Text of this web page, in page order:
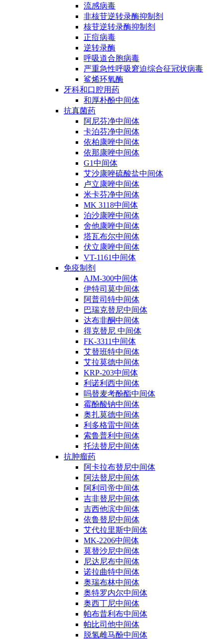
流感病毒
非核苷逆转录酶抑制剂
核苷逆转录酶抑制剂
正痘病毒
逆转录酶
呼吸道合胞病毒
严重急性呼吸窘迫综合征冠状病毒
鲨烯环氧酶
牙科和口腔用药
和厚朴酚中间体
抗真菌药
阿尼芬净中间体
卡泊芬净中间体
依柏康唑中间体
依那康唑中间体
G1中间体
艾沙康唑硫酸盐中间体
卢立康唑中间体
米卡芬净中间体
MK 3118中间体
泊沙康唑中间体
舍他康唑中间体
塔瓦布尔中间体
伏立康唑中间体
VT-1161中间体
免疫制剂
AJM-300中间体
伊特司莫中间体
阿普司特中间体
巴瑞克替尼中间体
达布非酮中间体
得克替尼 中间体
FK-3311中间体
艾替班特中间体
艾拉莫德中间体
KRP-203中间体
利诺利西中间体
吗替麦考酚酯中间体
霉酚酸钠中间体
奥扎莫德中间体
利多格雷中间体
索鲁普利中间体
托法替尼中间体
抗肿瘤药
阿卡拉布替尼中间体
阿法替尼中间体
阿利司帝中间体
吉非替尼中间体
吉西他滨中间体
依鲁替尼中间体
艾代拉里斯中间体
MK-2206中间体
莫替沙尼中间体
尼达尼布中间体
诺拉曲特中间体
奥瑞布林中间体
奥特罗内尔中间体
奥西丁尼中间体
帕布昔利布中间体
帕比司他中间体
脱氢雌马酚中间体